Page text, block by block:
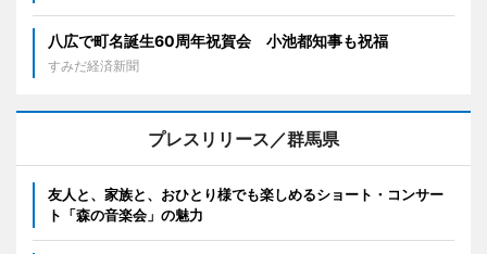
八広で町名誕生60周年祝賀会 小池都知事も祝福
すみだ経済新聞
プレスリリース／群馬県
友人と、家族と、おひとり様でも楽しめるショート・コンサー
ト「森の音楽会」の魅力